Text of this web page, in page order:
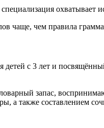
охватывает
чаще, чем правила
детей с 3 лет и
запас,
а также составлением